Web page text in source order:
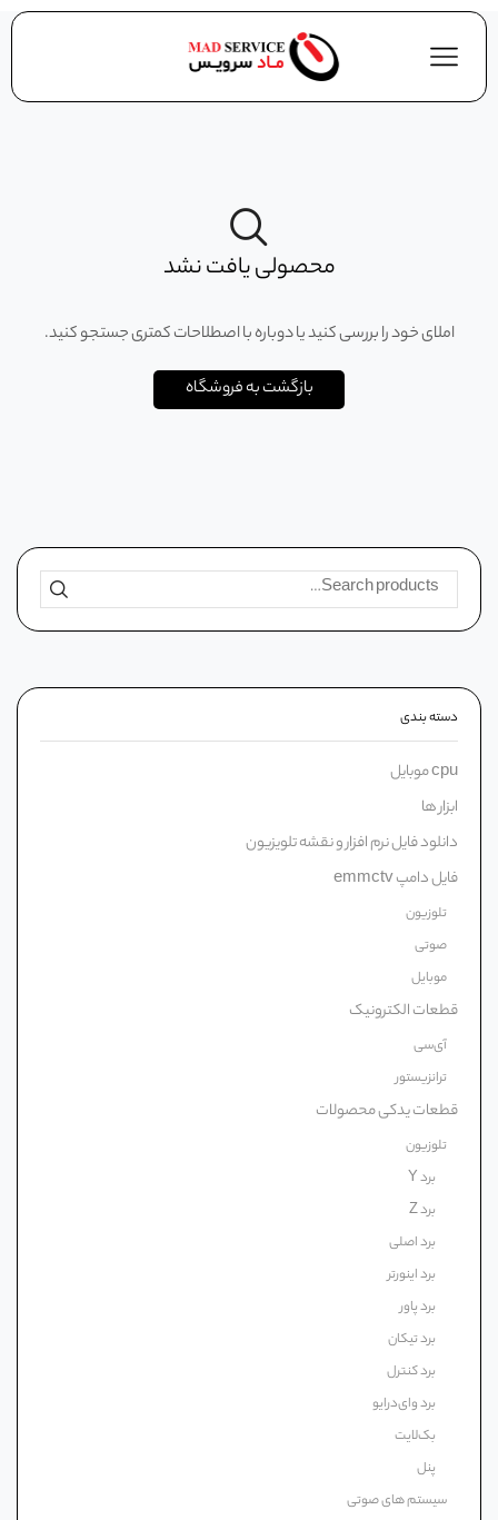
محصولی یافت نشد
املای خود را بررسی کنید یا دوباره با اصطلاحات کمتری جستجو کنید.
بازگشت به فروشگاه
دسته‌ بندی
cpu موبایل
ابزار ها
دانلود فایل نرم افزار و نقشه تلویزیون
فایل دامپ emmctv
تلوزیون
صوتی
موبایل
قطعات الکترونیک
آی‌سی
ترانزیستور
قطعات یدکی محصولات
تلوزیون
برد Y
برد Z
برد اصلی
برد اینورتر
برد پاور
برد تیکان
برد کنترل
برد وای‌درایو
بک‌لایت
پنل
سیستم های صوتی